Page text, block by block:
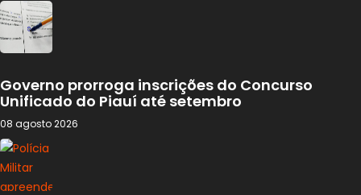
Governo prorroga inscrições do Concurso
Unificado do Piauí até setembro
08 agosto 2026